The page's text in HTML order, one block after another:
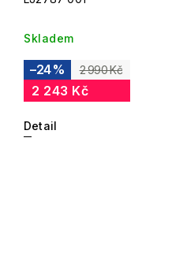
Skladem
2 990 Kč
–24 %
2 243 Kč
Detail